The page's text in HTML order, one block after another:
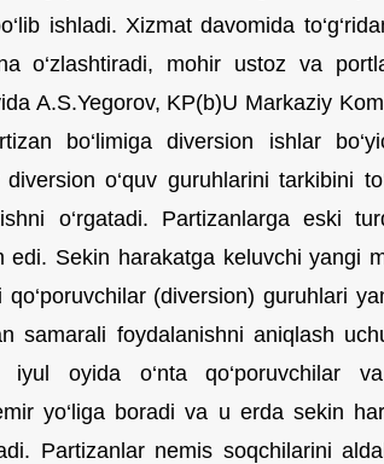
ishladi. Xizmat davomida
o‘zlashtiradi, mohir ustoz va
A.S.Yegorov, KP(b)U Markaziy
bo‘limiga diversion ishlar
o‘quv guruhlarini tarkibini
o‘rgatadi. Partizanlarga eski
edi. Sekin harakatga keluvchi yangi
(diversion) guruhlari
samarali foydalanishni aniqlash
iyul oyida o‘nta qo‘poruvchilar
yo‘liga boradi va u erda sekin
Partizanlar nemis soqchilarini